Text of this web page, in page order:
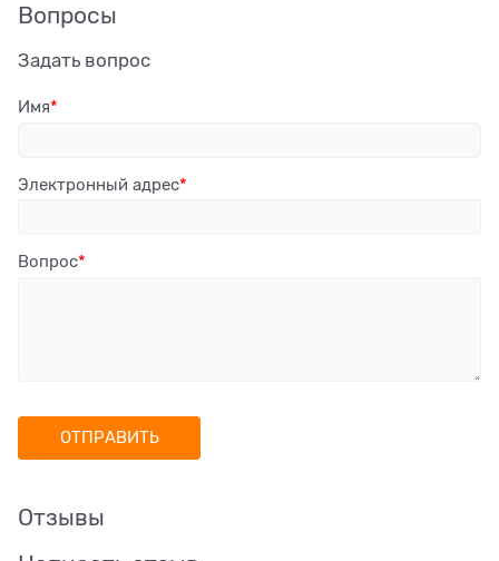
Вопросы
Задать вопрос
Имя
Электронный адрес
Вопрос
Отзывы